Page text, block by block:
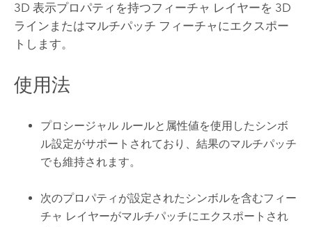
3D 表示プロパティを持つフィーチャ レイヤーを 3D
ラインまたはマルチパッチ フィーチャにエクスポー
トします。
使用法
プロシージャル ルールと属性値を使用したシンボ
ル設定がサポートされており、結果のマルチパッチ
でも維持されます。
次のプロパティが設定されたシンボルを含むフィー
チャ レイヤーがマルチパッチにエクスポートされ